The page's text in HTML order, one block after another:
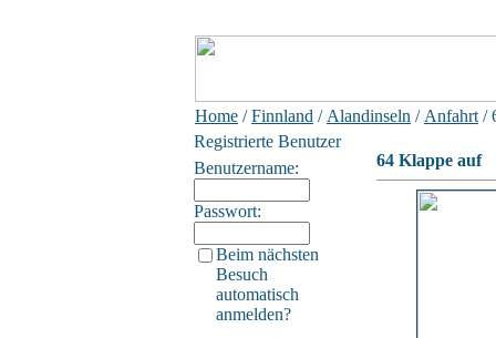
Home /Finnland / Alandinseln / Anfahrt /
Registrierte Benutzer
Benutzername:
Passwort:
Beim nächsten
Besuch
automatisch
anmelden?
64 Klappe auf